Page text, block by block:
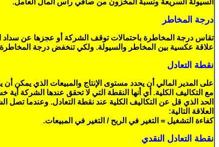
السيولة السريعة ونسبة المخزون من صافي رأس المال العامل.
درجة المخاطر
تقاس درجة المخاطرة باحتمالات توقف الشركة أو عجزها عن سداد
علاقة عكسية بين المخاطر والسيولة. ولكي تنخفض درجة
نقطة التعادل
على المدير المالي أن يحدد مستوى الإنتاج والمبيعات الذي يمكن
مع التكاليف الكلية. أي أنها النقطة التي لا تحقق عندها الشركة أية
الحد الذي قل عن التكاليف الكلية عند نقطة التعادل. وعندما تصل
العلاقة التالية:
كفاءة التشغيل = التغير في الربح / التغير في المبيعات.
نقطة التعادل النقدي